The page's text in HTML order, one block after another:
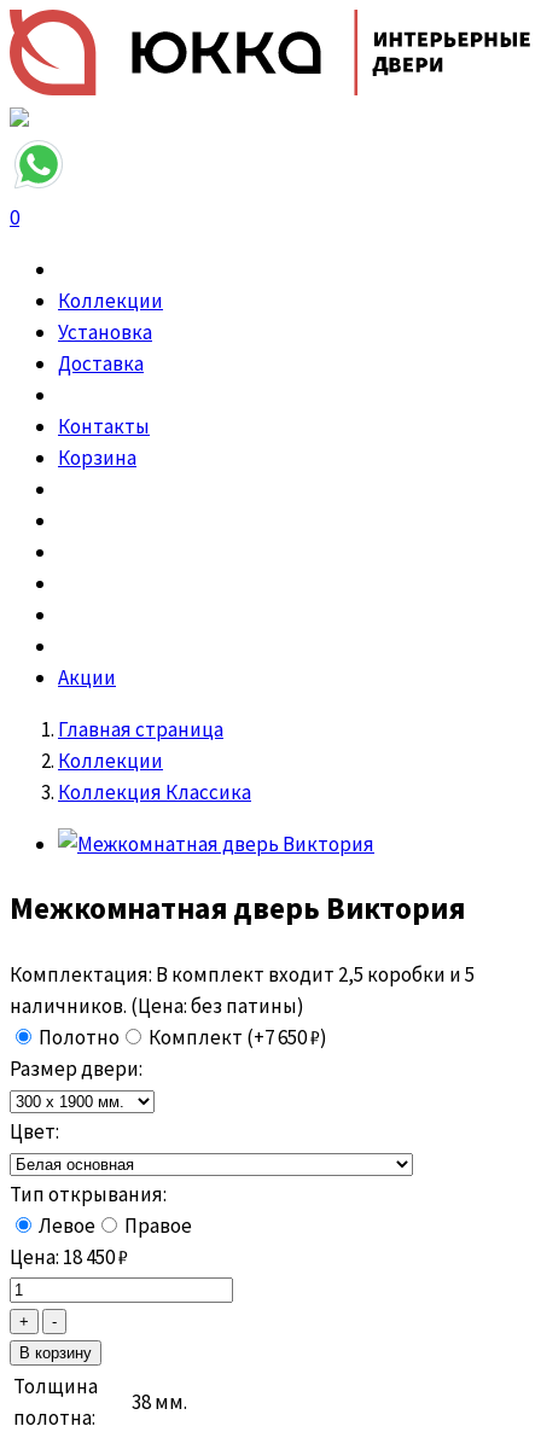
0
Коллекции
Установка
Доставка
Контакты
Корзина
Акции
Главная страница
Коллекции
Коллекция Классика
Межкомнатная дверь Виктория
Комплектация: В комплект входит 2,5 коробки и 5
наличников. (Цена: без патины)
Полотно
Комплект (+7 650 ₽)
Размер двери:
Цвет:
Тип открывания:
Левое
Правое
Цена: 18 450₽
Толщина
полотна:
38 мм.